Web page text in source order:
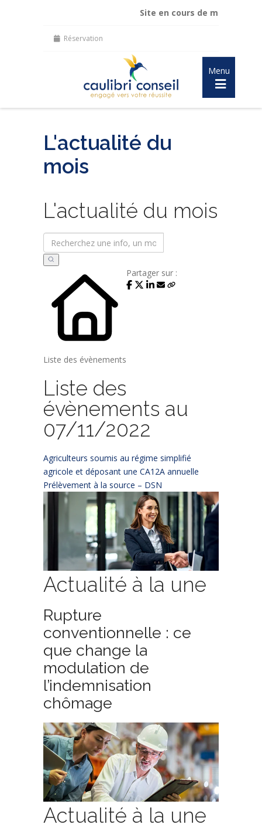
Site en cours de mise à jour :
Réservation
Menu
L'actualité du
mois
L'actualité du mois
Liste des évènements
Partager sur :
Liste des
évènements au
07/11/2022
Agriculteurs soumis au régime simplifié
agricole et déposant une CA12A annuelle
Prélèvement à la source – DSN
Actualité à la une
Rupture
conventionnelle : ce
que change la
modulation de
l’indemnisation
chômage
Actualité à la une